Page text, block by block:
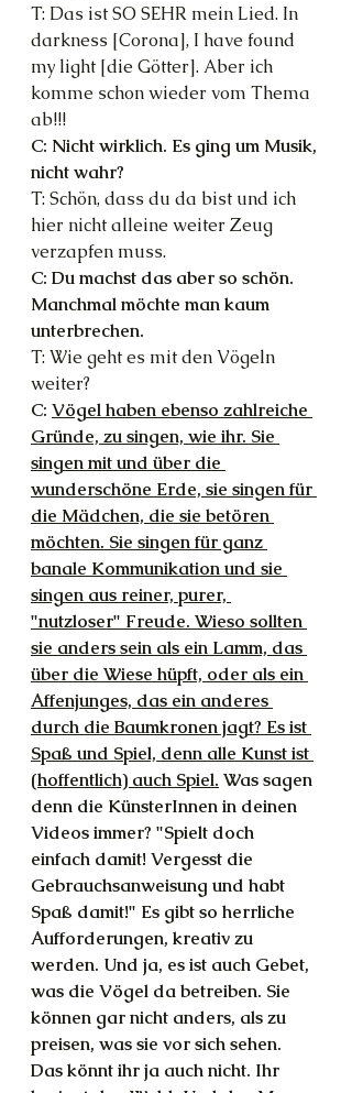
T: Das ist SO SEHR mein Lied. In
darkness [Corona], I have found
my light [die Götter]. Aber ich
komme schon wieder vom Thema
ab!!!
C: Nicht wirklich. Es ging um Musik,
nicht wahr?
T: Schön, dass du da bist und ich
hier nicht alleine weiter Zeug
verzapfen muss.
C: Du machst das aber so schön.
Manchmal möchte man kaum
unterbrechen.
T: Wie geht es mit den Vögeln
weiter?
C: Vögel haben ebenso zahlreiche
Gründe, zu singen, wie ihr. Sie
singen mit und über die
wunderschöne Erde, sie singen für
die Mädchen, die sie betören
möchten. Sie singen für ganz
banale Kommunikation und sie
singen aus reiner, purer,
"nutzloser" Freude. Wieso sollten
sie anders sein als ein Lamm, das
über die Wiese hüpft, oder als ein
Affenjunges, das ein anderes
durch die Baumkronen jagt? Es ist
Spaß und Spiel, denn alle Kunst ist
(hoffentlich) auch Spiel. Was sagen
denn die KünsterInnen in deinen
Videos immer? "Spielt doch
einfach damit! Vergesst die
Gebrauchsanweisung und habt
Spaß damit!" Es gibt so herrliche
Aufforderungen, kreativ zu
werden. Und ja, es ist auch Gebet,
was die Vögel da betreiben. Sie
können gar nicht anders, als zu
preisen, was sie vor sich sehen.
Das könnt ihr ja auch nicht. Ihr